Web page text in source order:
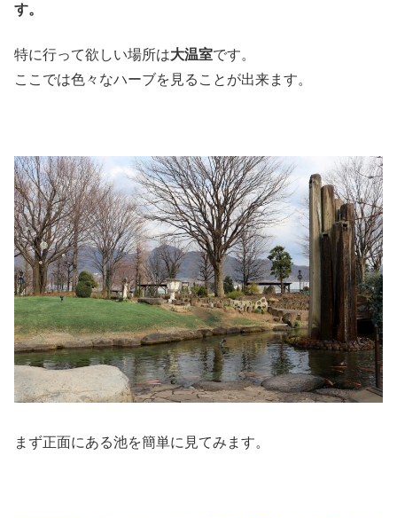
す。
特に行って欲しい場所は大温室です。
ここでは色々なハーブを見ることが出来ます。
まず正面にある池を簡単に見てみます。